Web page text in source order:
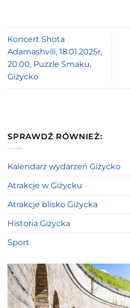
Koncert Shota
Adamashvili, 18.01.2025r,
20.00, Puzzle Smaku,
Giżycko
SPRAWDŹ RÓWNIEŻ:
Kalendarz wydarzeń Giżycko
Atrakcje w Giżycku
Atrakcje blisko Giżycka
Historia Giżycka
Sport